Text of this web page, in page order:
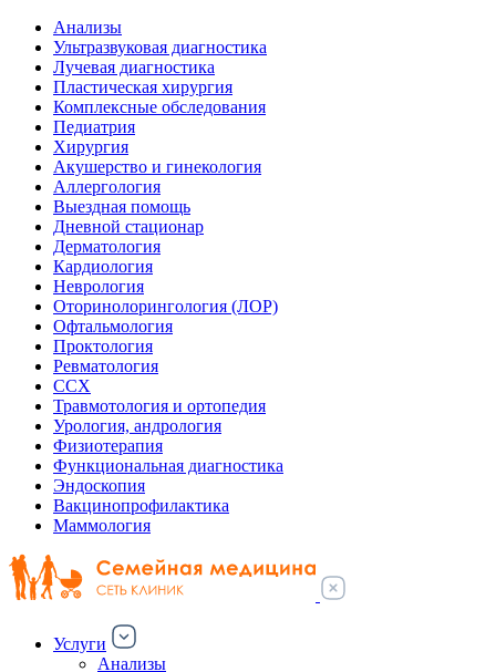
Анализы
Ультразвуковая диагностика
Лучевая диагностика
Пластическая хирургия
Комплексные обследования
Педиатрия
Хирургия
Акушерство и гинекология
Аллергология
Выездная помощь
Дневной стационар
Дерматология
Кардиология
Неврология
Оторинолорингология (ЛОР)
Офтальмология
Проктология
Ревматология
ССХ
Травмотология и ортопедия
Урология, андрология
Физиотерапия
Функциональная диагностика
Эндоскопия
Вакцинопрофилактика
Маммология
Услуги
Анализы